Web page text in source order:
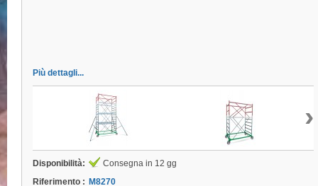
Più dettagli...
›
Disponibilità:
Consegna in 12 gg
Riferimento : M8270